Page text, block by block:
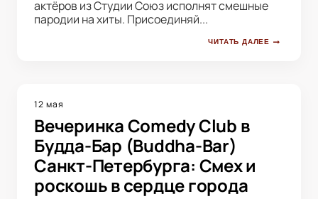
актёров из Студии Союз исполнят смешные
пародии на хиты. Присоединяй...
ЧИТАТЬ ДАЛЕЕ
12 мая
Вечеринка Comedy Club в
Будда-Бар (Buddha-Bar)
Санкт-Петербурга: Смех и
роскошь в сердце города